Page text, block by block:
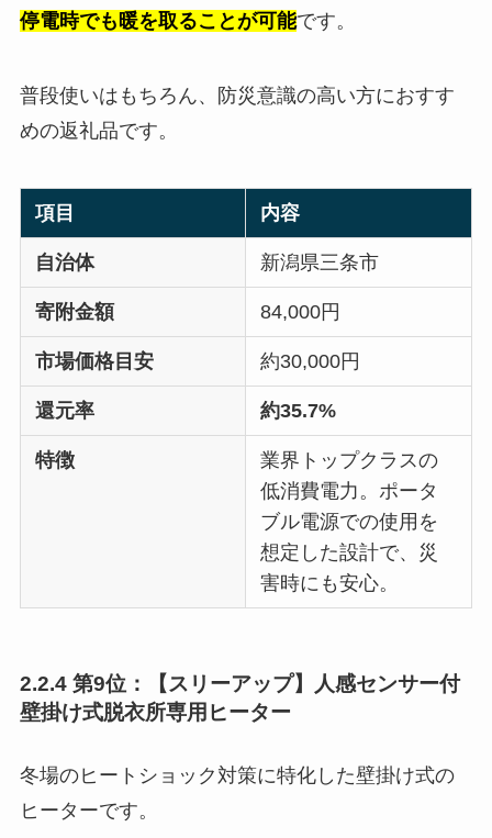
停電時でも暖を取ることが可能です。
普段使いはもちろん、防災意識の高い方におすす
めの返礼品です。
項目 内容
自治体 新潟県三条市
寄附金額 84,000円
市場価格目安 約30,000円
還元率 約35.7%
特徴
業界トップクラスの
低消費電力。ポータ
ブル電源での使用を
想定した設計で、災
害時にも安心。
2.2.4 第9位：【スリーアップ】人感センサー付
壁掛け式脱衣所専用ヒーター
冬場のヒートショック対策に特化した壁掛け式の
ヒーターです。